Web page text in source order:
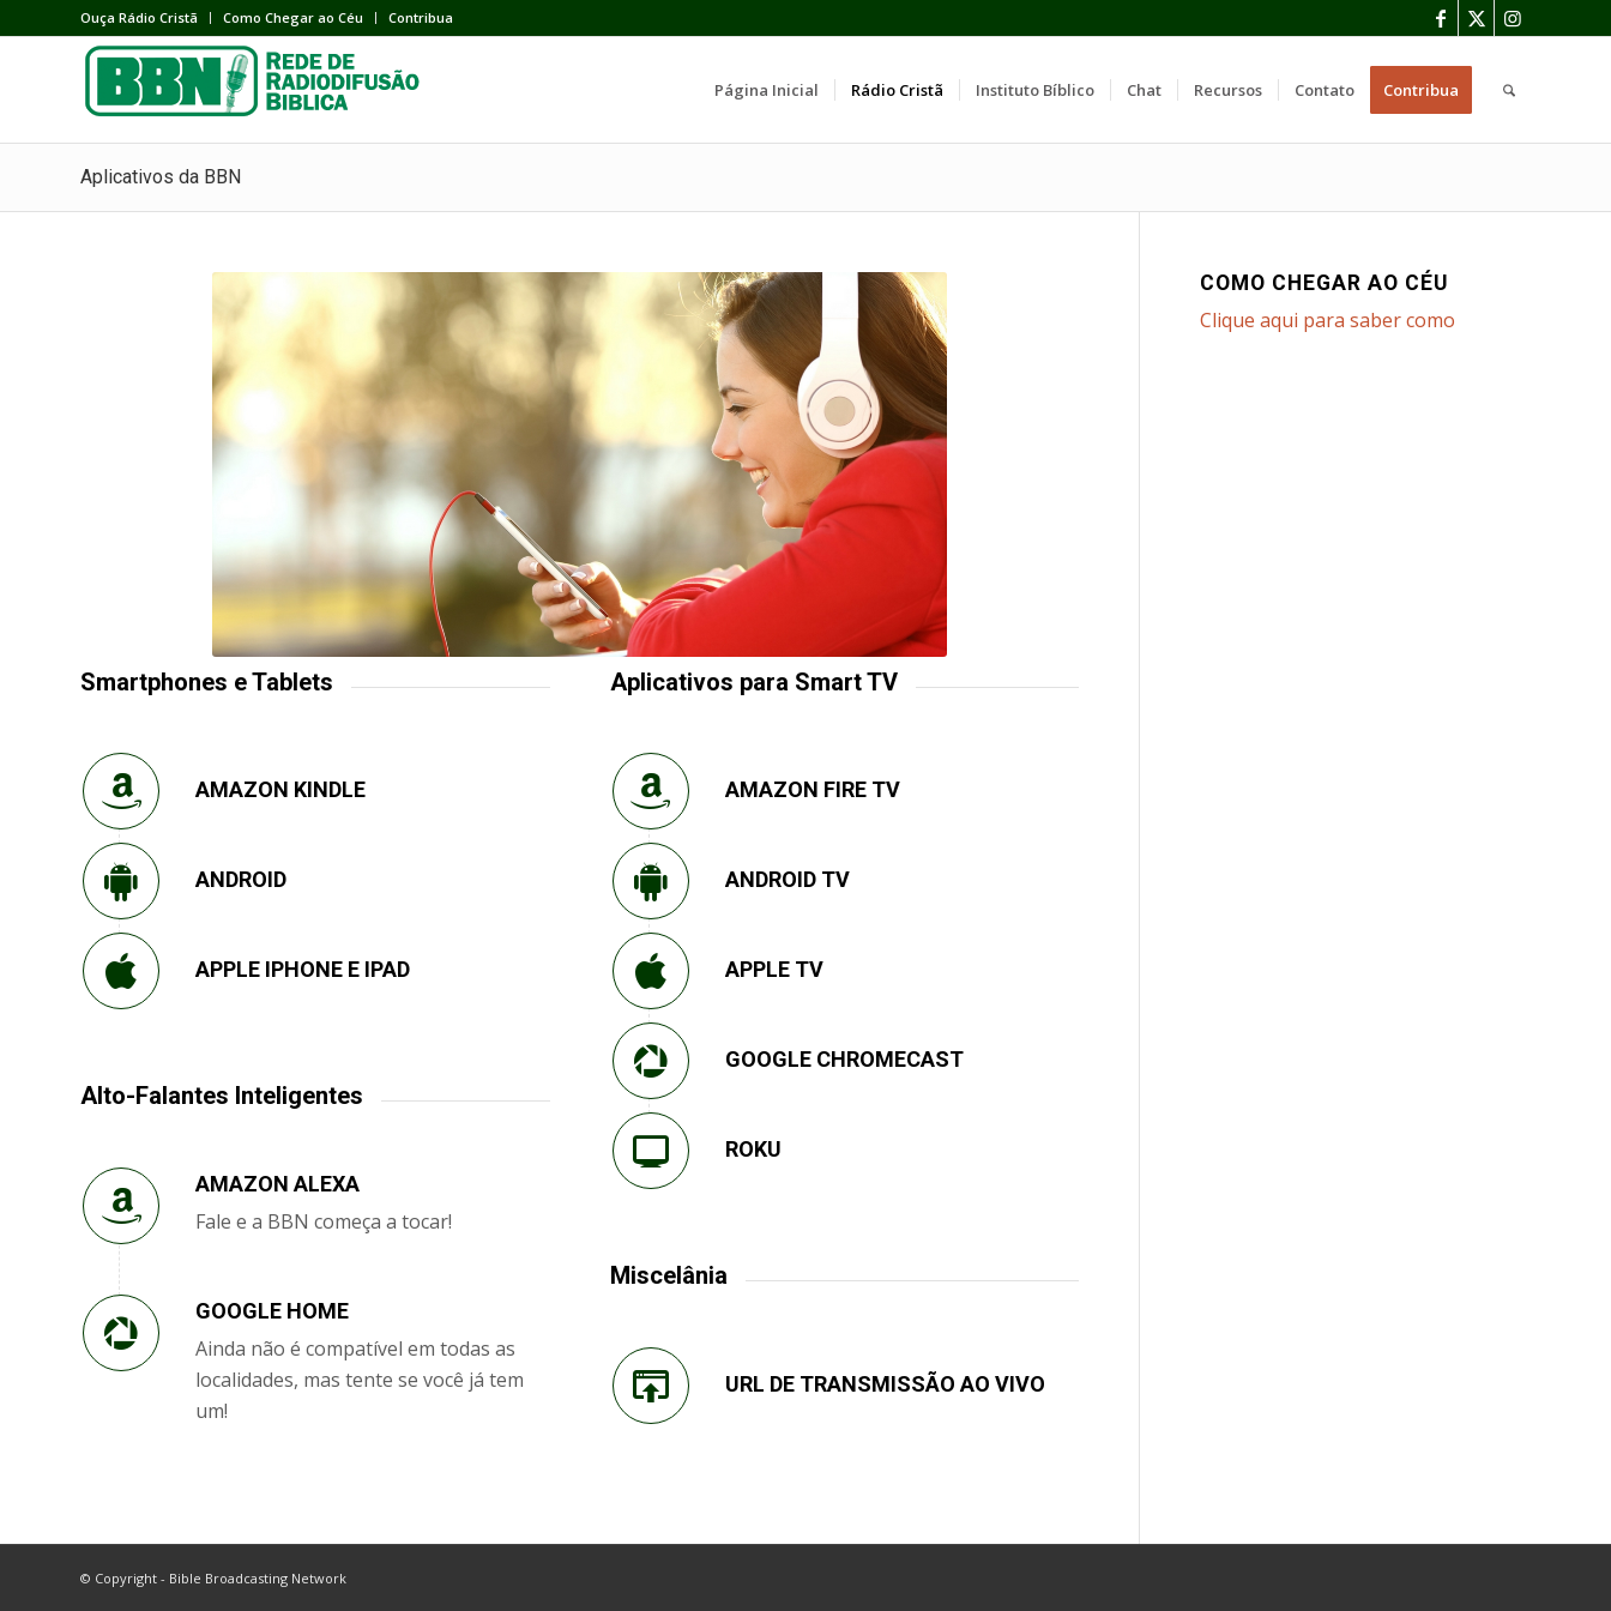
Ouça Rádio Cristã Como Chegar ao Céu Contribua
Página Inicial Rádio Cristã Instituto Bíblico Chat Recursos Contato Contribua
Aplicativos da BBN
Smartphones e Tablets
AMAZON KINDLE
ANDROID
APPLE IPHONE E IPAD
Alto-Falantes Inteligentes
AMAZON ALEXA
Fale e a BBN começa a tocar!
GOOGLE HOME
Ainda não é compatível em todas as
localidades, mas tente se você já tem
um!
Aplicativos para Smart TV
AMAZON FIRE TV
ANDROID TV
APPLE TV
GOOGLE CHROMECAST
ROKU
Miscelânia
URL DE TRANSMISSÃO AO VIVO
COMO CHEGAR AO CÉU
Clique aqui para saber como
© Copyright - Bible Broadcasting Network